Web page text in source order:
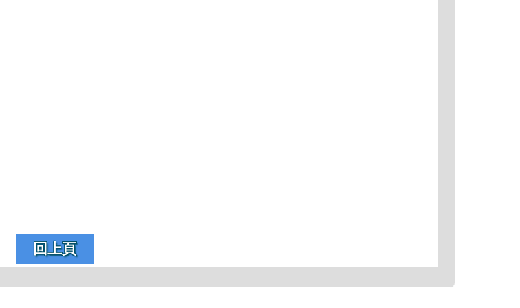
回上頁